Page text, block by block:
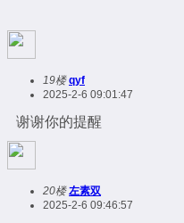
19楼 qyf
2025-2-6 09:01:47
谢谢你的提醒
20楼 左素双
2025-2-6 09:46:57